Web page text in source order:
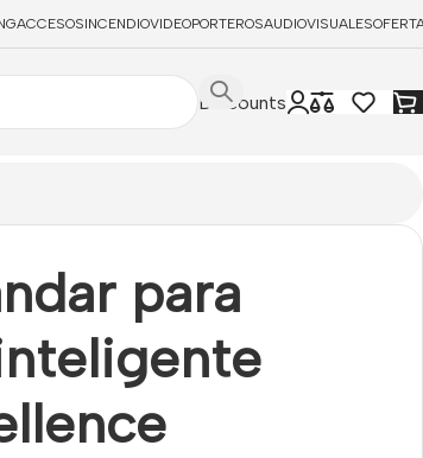
ACCESOSINCENDIOVIDEOPORTEROSAUDIOVISUALES
Discounts
para